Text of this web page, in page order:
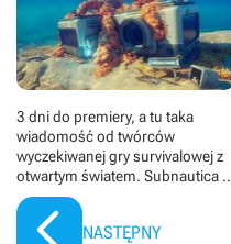
3 dni do premiery, a tu taka
wiadomość od twórców
wyczekiwanej gry survivalowej z
otwartym światem. Subnautica 2
zawstydza Crimson Desert i ma
niską cenę
NASTĘPNY